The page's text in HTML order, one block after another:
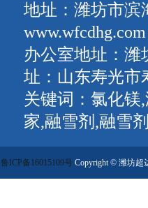
地址：潍坊市滨
www.wfcdhg.com
办公室地址：潍
址：山东寿光市
关键词：氯化镁
家,融雪剂,融雪
鲁ICP备16015109号 Copyright © 潍坊